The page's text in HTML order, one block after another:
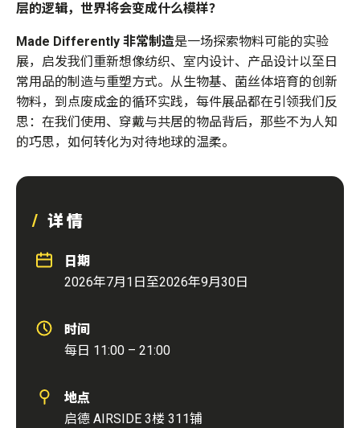
详情
日期
2026年7月1日至2026年9月30日
时间
每日 11:00 – 21:00
地点
启德 AIRSIDE 3楼 311铺
层的逻辑，世界将会变成什么模样？
Made Differently 非常制造是一场探索物料可能的实验
展，启发我们重新想像纺织、室内设计、产品设计以至日
常用品的制造与重塑方式。从生物基、菌丝体培育的创新
物料，到点废成金的循环实践，每件展品都在引领我们反
思：在我们使用、穿戴与共居的物品背后，那些不为人知
的巧思，如何转化为对待地球的温柔。